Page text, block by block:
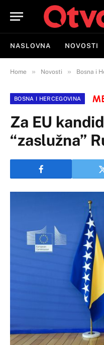
NASLOVNA NOVOSTI
Home » Novosti » Bosna i
BOSNA I HERCEGOVINA
Za EU
“zaslužna”